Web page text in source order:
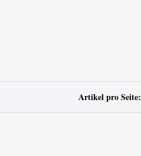
Artikel pro Seite: